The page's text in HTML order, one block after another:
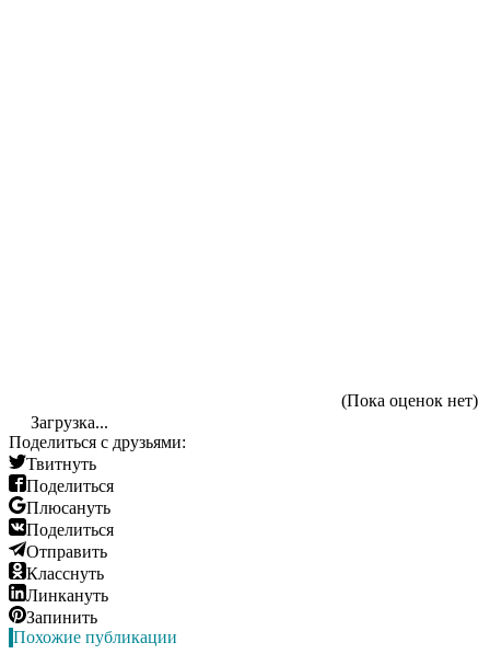
(Пока оценок нет)
Загрузка...
Поделиться с друзьями:
Твитнуть
Поделиться
Плюсануть
Поделиться
Отправить
Класснуть
Линкануть
Запинить
Похожие публикации